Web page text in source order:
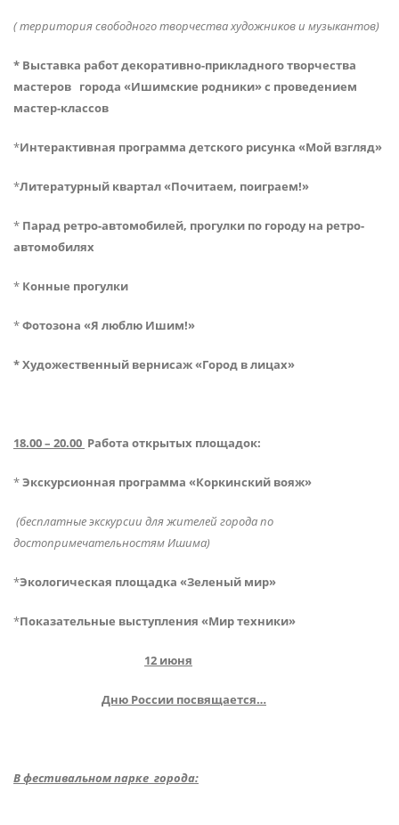
( территория свободного творчества художников и музыкантов)
* Выставка работ декоративно-прикладного творчества
мастеров города «Ишимские родники» с проведением
мастер-классов
*Интерактивная программа детского рисунка «Мой взгляд»
*Литературный квартал «Почитаем, поиграем!»
* Парад ретро-автомобилей, прогулки по городу на ретро-
автомобилях
* Конные прогулки
*Фотозона «Я люблю Ишим!»
* Художественный вернисаж «Город в лицах»
18.00 – 20.00 Работа открытых площадок:
*Экскурсионная программа «Коркинский вояж»
(бесплатные экскурсии для жителей города по
достопримечательностям Ишима)
*Экологическая площадка «Зеленый мир»
*Показательные выступления «Мир техники»
12 июня
Дню России посвящается…
В фестивальном парке города: